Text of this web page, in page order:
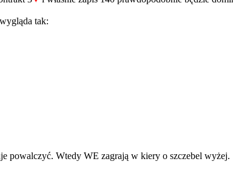
wygląda tak:
powalczyć. Wtedy WE zagrają w kiery o szczebel wyżej.